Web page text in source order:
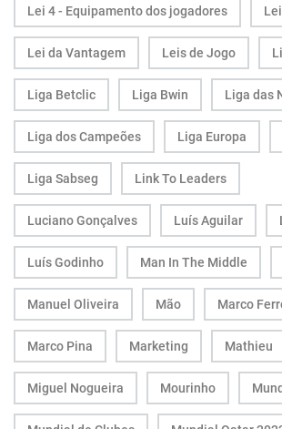
Lei 4 - Equipamento dos jogadores
Lei da Vantagem Leis de Jogo
Liga Betclic Liga Bwin Liga das
Liga dos Campeões Liga Europa
Liga Sabseg Link To Leaders
Luciano Gonçalves Luís Aguilar
Luís Godinho Man In The Middle
Manuel Oliveira Mão Marco
Marco Pina Marketing Mathieu
Miguel Nogueira Mourinho